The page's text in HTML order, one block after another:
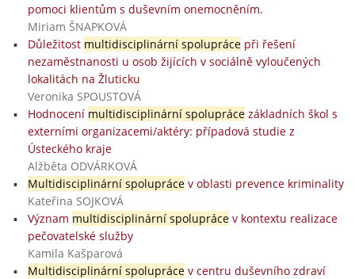
pomoci klientům s duševním onemocněním.
Miriam ŠNAPKOVÁ
Důležitost multidisciplinární spoluprácepři řešení
nezaměstnanosti u osob žijících v sociálně vyloučených
lokalitách na Žluticku
Veronika SPOUSTOVÁ
Hodnocení multidisciplinární spoluprácezákladních škol s
externími organizacemi/aktéry: případová studie z
Ústeckého kraje
Alžběta ODVÁRKOVÁ
Multidisciplinární spoluprácev oblasti prevence kriminality
Kateřina SOJKOVÁ
Význam multidisciplinární spoluprácev kontextu realizace
pečovatelské služby
Kamila Kašparová
Multidisciplinární spoluprácev centru duševního zdraví